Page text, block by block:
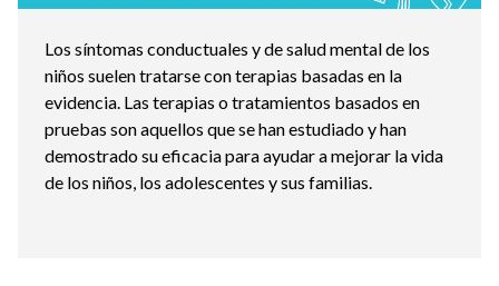
Los síntomas conductuales y de salud mental de los
niños suelen tratarse con terapias basadas en la
evidencia. Las terapias o tratamientos basados en
pruebas son aquellos que se han estudiado y han
demostrado su eficacia para ayudar a mejorar la vida
de los niños, los adolescentes y sus familias.